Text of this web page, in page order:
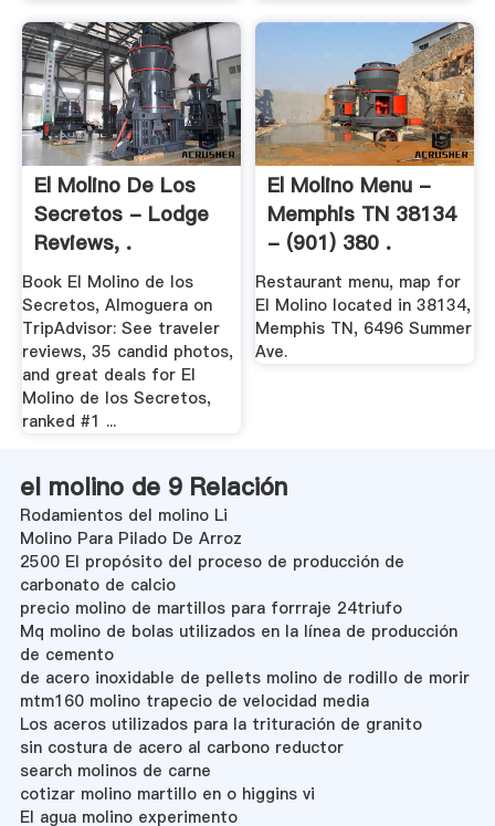
El Molino De Los
Secretos - Lodge
Reviews, .
Book El Molino de los
Secretos, Almoguera on
TripAdvisor: See traveler
reviews, 35 candid photos,
and great deals for El
Molino de los Secretos,
ranked #1 ...
El Molino Menu -
Memphis TN 38134
- (901) 380 .
Restaurant menu, map for
El Molino located in 38134,
Memphis TN, 6496 Summer
Ave.
el molino de 9 Relación
Rodamientos del molino Li
Molino Para Pilado De Arroz
2500 El propósito del proceso de producción de
carbonato de calcio
precio molino de martillos para forrraje 24triufo
Mq molino de bolas utilizados en la línea de producción
de cemento
de acero inoxidable de pellets molino de rodillo de morir
mtm160 molino trapecio de velocidad media
Los aceros utilizados para la trituración de granito
sin costura de acero al carbono reductor
search molinos de carne
cotizar molino martillo en o higgins vi
El agua molino experimento